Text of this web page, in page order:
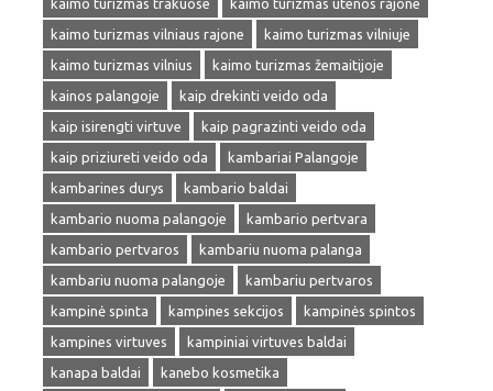
kaimo turizmas trakuose
kaimo turizmas utenos rajone
kaimo turizmas vilniaus rajone
kaimo turizmas vilniuje
kaimo turizmas vilnius
kaimo turizmas žemaitijoje
kainos palangoje
kaip drekinti veido oda
kaip isirengti virtuve
kaip pagrazinti veido oda
kaip priziureti veido oda
kambariai Palangoje
kambarines durys
kambario baldai
kambario nuoma palangoje
kambario pertvara
kambario pertvaros
kambariu nuoma palanga
kambariu nuoma palangoje
kambariu pertvaros
kampinė spinta
kampines sekcijos
kampinės spintos
kampines virtuves
kampiniai virtuves baldai
kanapa baldai
kanebo kosmetika